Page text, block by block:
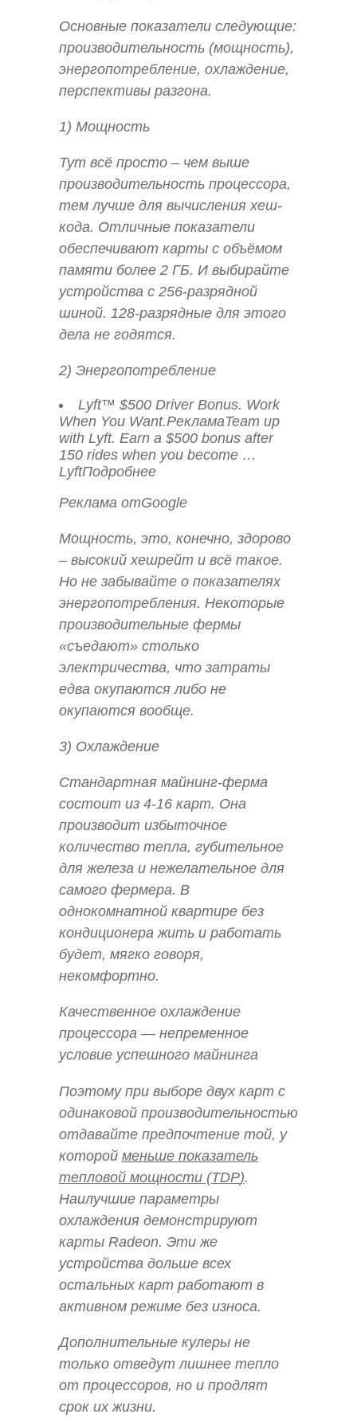
Основные показатели следующие:
производительность (мощность),
энергопотребление, охлаждение,
перспективы разгона.
1) Мощность
Тут всё просто – чем выше
производительность процессора,
тем лучше для вычисления хеш-
кода. Отличные показатели
обеспечивают карты с объёмом
памяти более 2 ГБ. И выбирайте
устройства с 256-разрядной
шиной. 128-разрядные для этого
дела не годятся.
2) Энергопотребление
Lyft™ $500 Driver Bonus. Work
When You Want.РекламаTeam up
with Lyft. Earn a $500 bonus after
150 rides when you become …
LyftПодробнее
Реклама отGoogle
Мощность, это, конечно, здорово
– высокий хешрейт и всё такое.
Но не забывайте о показателях
энергопотребления. Некоторые
производительные фермы
«съедают» столько
электричества, что затраты
едва окупаются либо не
окупаются вообще.
3) Охлаждение
Стандартная майнинг-ферма
состоит из 4-16 карт. Она
производит избыточное
количество тепла, губительное
для железа и нежелательное для
самого фермера. В
однокомнатной квартире без
кондиционера жить и работать
будет, мягко говоря,
некомфортно.
Качественное охлаждение
процессора — непременное
условие успешного майнинга
Поэтому при выборе двух карт с
одинаковой производительностью
отдавайте предпочтение той, у
которой меньше показатель
тепловой мощности (TDP).
Наилучшие параметры
охлаждения демонстрируют
карты Radeon. Эти же
устройства дольше всех
остальных карт работают в
активном режиме без износа.
Дополнительные кулеры не
только отведут лишнее тепло
от процессоров, но и продлят
срок их жизни.